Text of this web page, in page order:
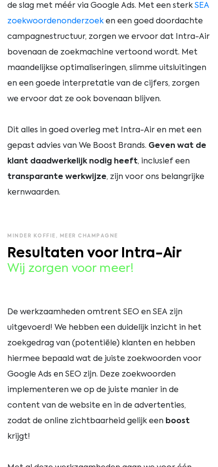
de slag met méér via Google Ads. Met een sterk SEA
zoekwoordenonderzoek en een goed doordachte
campagnestructuur, zorgen we ervoor dat Intra-Air
bovenaan de zoekmachine vertoond wordt. Met
maandelijkse optimaliseringen, slimme uitsluitingen
en een goede interpretatie van de cijfers, zorgen
we ervoor dat ze ook bovenaan blijven.
Dit alles in goed overleg met Intra-Air en met een
gepast advies van We Boost Brands. Geven wat de
klant daadwerkelijk nodig heeft, inclusief een
transparante werkwijze, zijn voor ons belangrijke
kernwaarden.
MINDER KOFFIE, MEER CHAMPAGNE
Resultaten voor Intra-Air
Wij zorgen voor meer!
De werkzaamheden omtrent SEO en SEA zijn
uitgevoerd! We hebben een duidelijk inzicht in het
zoekgedrag van (potentiële) klanten en hebben
hiermee bepaald wat de juiste zoekwoorden voor
Google Ads en SEO zijn. Deze zoekwoorden
implementeren we op de juiste manier in de
content van de website en in de advertenties,
zodat de online zichtbaarheid gelijk een boost
krijgt!